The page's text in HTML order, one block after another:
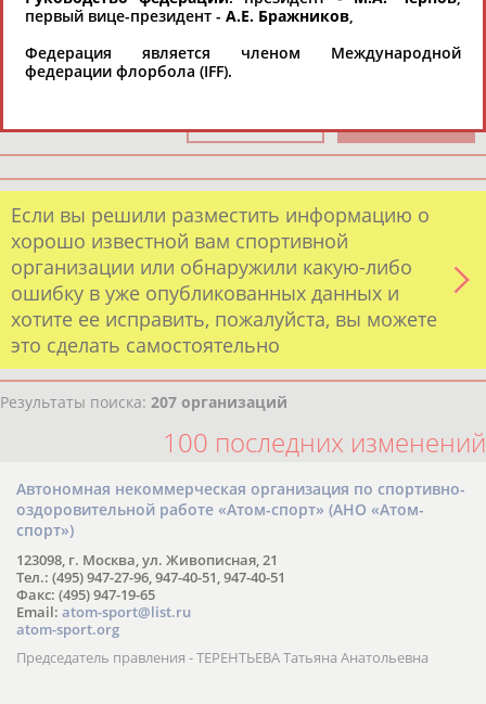
Вид спорта
Выберите из списка
Если вы решили разместить информацию о
хорошо известной вам спортивной
организации или обнаружили какую-либо
ошибку в уже опубликованных данных и
хотите ее исправить, пожалуйста, вы можете
это сделать самостоятельно
Результаты поиска: 207 организаций
100 последних изменений
Автономная некоммерческая организация по спортивно-
оздоровительной работе «Атом-спорт» (АНО «Атом-
спорт»)
123098, г. Москва, ул. Живописная, 21
Тел.: (495) 947-27-96, 947-40-51, 947-40-51
Факс: (495) 947-19-65
Email: atom-sport@list.ru
atom-sport.org
Председатель правления - ТЕРЕНТЬЕВА Татьяна Анатольевна
первый вице-президент - А.Е. Бражников,
Федерация является членом Международной
федерации флорбола (IFF).